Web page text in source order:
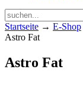
Startseite → E-Shop
Astro Fat
Astro Fat